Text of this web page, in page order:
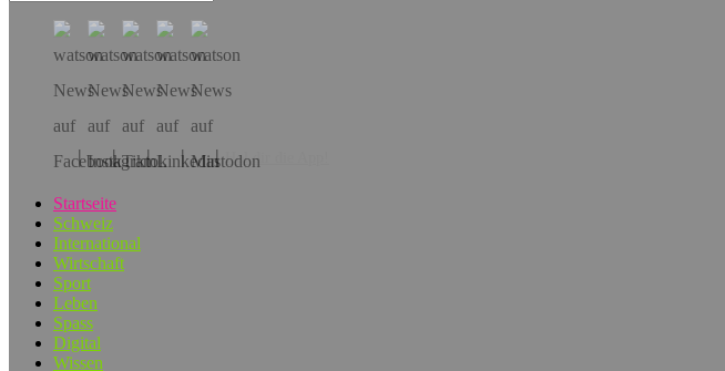
Hol dir die App!
Startseite
Schweiz
International
Wirtschaft
Sport
Leben
Spass
Digital
Wissen